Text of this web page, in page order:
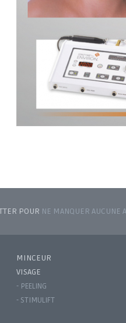
POUR NE MANQUER AUCUNE
MINCEUR
VISAGE
- PEELING
- STIMULIFT